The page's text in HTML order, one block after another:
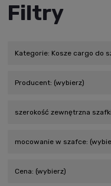
Filtry
Kategorie: Kosze cargo do
Producent: (wybierz)
szerokość zewnętrzna
mocowanie w szafce:
Cena: (wybierz)